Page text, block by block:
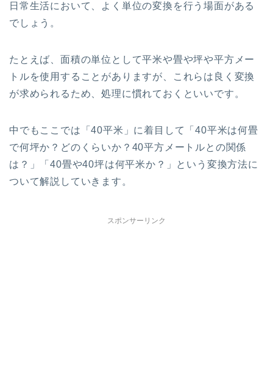
日常生活において、よく単位の変換を行う場面がある
でしょう。
たとえば、面積の単位として平米や畳や坪や平方メー
トルを使用することがありますが、これらは良く変換
が求められるため、処理に慣れておくといいです。
中でもここでは「40平米」に着目して「40平米は何畳
で何坪か？どのくらいか？40平方メートルとの関係
は？」「40畳や40坪は何平米か？」という変換方法に
ついて解説していきます。
スポンサーリンク